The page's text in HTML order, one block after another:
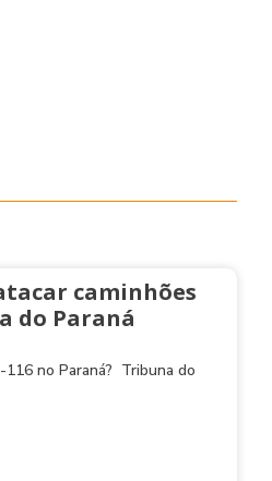
caminhões
do Paraná
116 no Paraná? Tribuna do